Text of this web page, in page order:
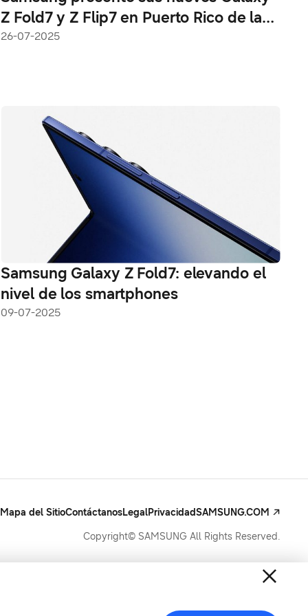
Z Fold7 y Z Flip7 en Puerto Rico de la
mano de Claro y Liberty
26-07-2025
Samsung Galaxy Z Fold7: elevando el
nivel de los smartphones
09-07-2025
Mapa del SitioContáctanosLegalPrivacidadSAMSUNG.COM
Copyright© SAMSUNG All Rights Reserved.